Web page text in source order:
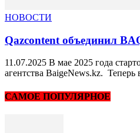
НОВОСТИ
Qazcontent объединил
11.07.2025 В мае 2025 года
агентства BaigeNews.kz.
САМОЕ ПОПУЛЯРНОЕ